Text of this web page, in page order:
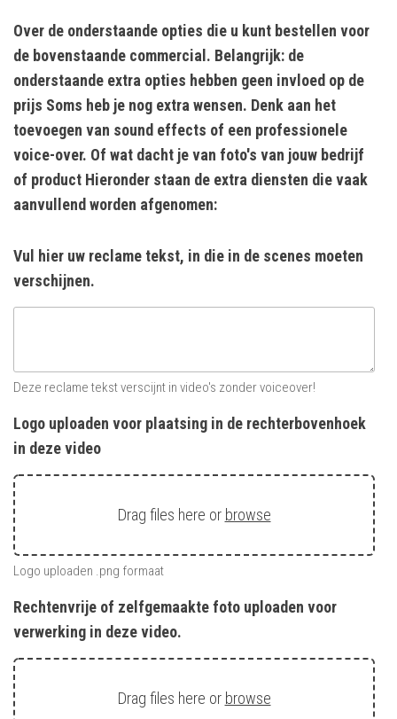
Over de onderstaande opties die u kunt bestellen voor
de bovenstaande commercial. Belangrijk: de
onderstaande extra opties hebben geen invloed op de
prijs Soms heb je nog extra wensen. Denk aan het
toevoegen van sound effects of een professionele
voice-over. Of wat dacht je van foto's van jouw bedrijf
of product Hieronder staan de extra diensten die vaak
aanvullend worden afgenomen:
Vul hier uw reclame tekst, in die in de scenes moeten
verschijnen.
Deze reclame tekst verscijnt in video's zonder voiceover!
Logo uploaden voor plaatsing in de rechterbovenhoek
in deze video
Drag files here or browse
Logo uploaden .png formaat
Rechtenvrije of zelfgemaakte foto uploaden voor
verwerking in deze video.
Drag files here or browse